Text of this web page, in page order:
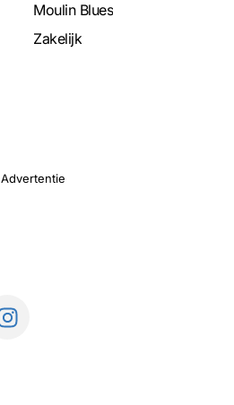
Moulin Blues
Zakelijk
Advertentie